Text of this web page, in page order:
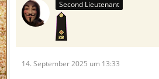
Second Lieutenant
14. September 2025 um 13:33